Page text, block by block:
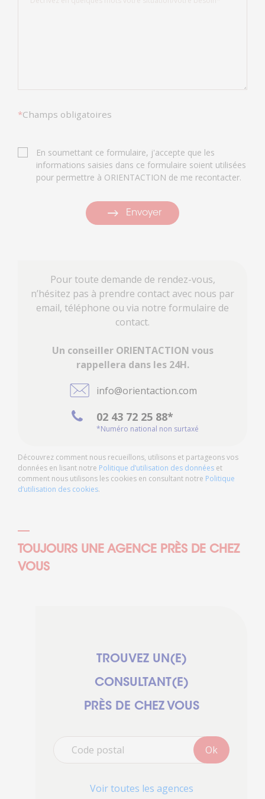
*Champs obligatoires
En soumettant ce formulaire, j'accepte que les
informations saisies dans ce formulaire soient utilisées
pour permettre à ORIENTACTION de me recontacter.
Envoyer
Pour toute demande de rendez-vous,
n’hésitez pas à prendre contact avec nous par
email, téléphone ou via notre formulaire de
contact.
Un conseiller ORIENTACTION vous
rappellera dans les 24H.
info@orientaction.com
02 43 72 25 88*
*Numéro national non surtaxé
Découvrez comment nous recueillons, utilisons et partageons vos
données en lisant notre Politique d’utilisation des données et
comment nous utilisons les cookies en consultant notre Politique
d’utilisation des cookies.
TOUJOURS UNE AGENCE PRÈS DE CHEZ
VOUS
TROUVEZ UN(E)
CONSULTANT(E)
PRÈS DE CHEZ VOUS
Ok
Voir toutes les agences